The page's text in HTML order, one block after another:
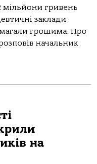
гривень
заклади
грошима. Про
начальник
на